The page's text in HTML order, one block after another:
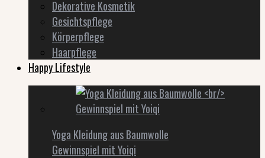
Dekorative Kosmetik
Gesichtspflege
Körperpflege
Haarpflege
Happy Lifestyle
Yoga Kleidung aus Baumwolle
Gewinnspiel mit Yoiqi